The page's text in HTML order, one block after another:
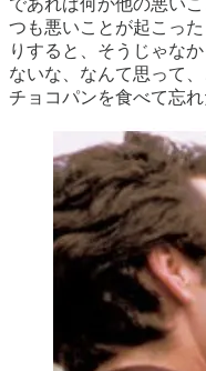
つも悪いことが起こっ
りすると、そうじゃな
ないな、なんて思って
チョコパンを食べて忘れ